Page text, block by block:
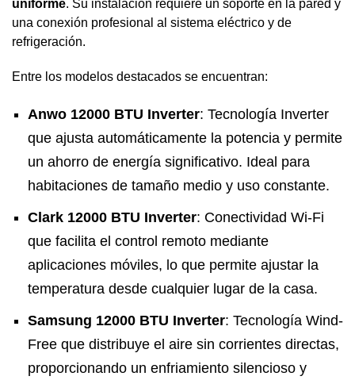
uniforme. Su instalación requiere un soporte en la pared y
una conexión profesional al sistema eléctrico y de
refrigeración.
Entre los modelos destacados se encuentran:
Anwo 12000 BTU Inverter: Tecnología Inverter
que ajusta automáticamente la potencia y permite
un ahorro de energía significativo. Ideal para
habitaciones de tamaño medio y uso constante.
Clark 12000 BTU Inverter: Conectividad Wi-Fi
que facilita el control remoto mediante
aplicaciones móviles, lo que permite ajustar la
temperatura desde cualquier lugar de la casa.
Samsung 12000 BTU Inverter: Tecnología Wind-
Free que distribuye el aire sin corrientes directas,
proporcionando un enfriamiento silencioso y